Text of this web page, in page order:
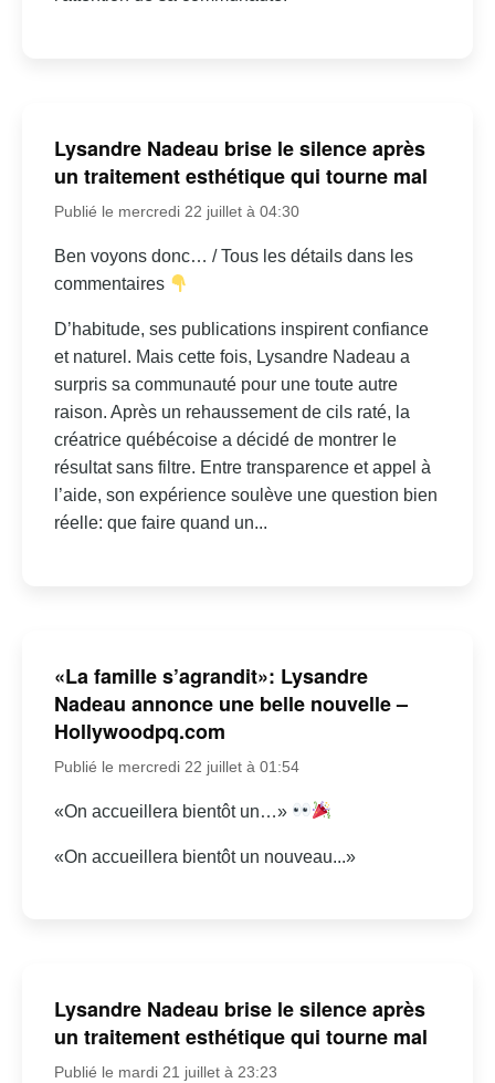
Lysandre Nadeau brise le silence après
un traitement esthétique qui tourne mal
Publié le mercredi 22 juillet à 04:30
Ben voyons donc… / Tous les détails dans les
commentaires
D’habitude, ses publications inspirent confiance
et naturel. Mais cette fois, Lysandre Nadeau a
surpris sa communauté pour une toute autre
raison. Après un rehaussement de cils raté, la
créatrice québécoise a décidé de montrer le
résultat sans filtre. Entre transparence et appel à
l’aide, son expérience soulève une question bien
réelle: que faire quand un...
«La famille s’agrandit»: Lysandre
Nadeau annonce une belle nouvelle –
Hollywoodpq.com
Publié le mercredi 22 juillet à 01:54
«On accueillera bientôt un…»
«On accueillera bientôt un nouveau...»
Lysandre Nadeau brise le silence après
un traitement esthétique qui tourne mal
Publié le mardi 21 juillet à 23:23